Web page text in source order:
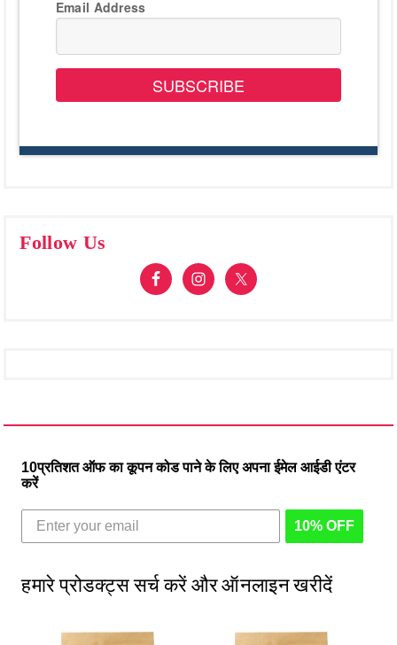
Email Address
SUBSCRIBE
Follow Us
10प्रतिशत ऑफ का कूपन कोड पाने के लिए अपना ईमेल आईडी एंटर
करें
10% OFF
हमारे प्रोडक्ट्स सर्च करें और ऑनलाइन खरीदें